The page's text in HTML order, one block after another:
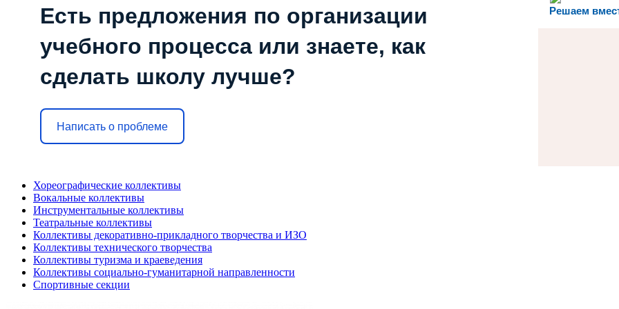
Решаем
Есть предложения по организации
учебного процесса или знаете, как
сделать школу лучше?
Написать о проблеме
Хореографические коллективы
Вокальные коллективы
Инструментальные коллективы
Театральные коллективы
Коллективы декоративно-прикладного творчества и ИЗО
Коллективы технического творчества
Коллективы туризма и краеведения
Коллективы социально-гуманитарной направленности
Спортивные секции